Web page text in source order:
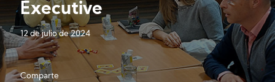
Executive
12 de julio de 2024
Comparte